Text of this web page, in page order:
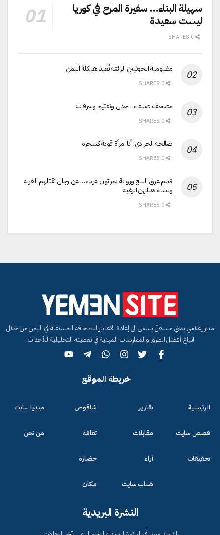
سهيلة البناء… سفيرة المرح في كوريا
ليست سعيدة
مظلومية الحوثيين الزائفة تُعيد هيكلة اليمن
مصحف صنعاء…جدل وتعتيم وسرقات
صالحة الجرادي: أنا امرأة قوية كشجرة
فيلم عرق البلح ورواية يموتون غرباء… عن رجال تقتلهم الغربة
ونساء تقتلهن الرغبة
منبر إعلامي يمني مستقلّ يسعى الى إعادة الاعتبار للصحافة المستقلة في اليمن من خلال
اتباع أفضل الطرق والممارسات المهنية في تغطيته التحليلية للأحداث.
خريطة الموقع
الرئيسية
قصص سايت
تحقيقات
تقارير
مقابلات
آراء
شباب سايت
شاقوص
ثقافة
حضارة
مكان
ميديا سايت
من نحن
النشرة البريدية